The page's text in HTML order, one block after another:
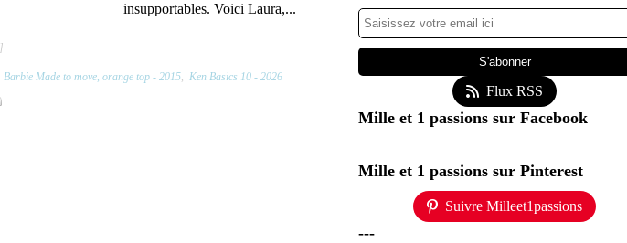
insupportables. Voici Laura,...
]
Barbie Made to move, orange top - 2015, Ken Basics 10 - 2026
Flux RSS
Mille et 1 passions sur Facebook
Mille et 1 passions sur Pinterest
Suivre Milleet1passions
---